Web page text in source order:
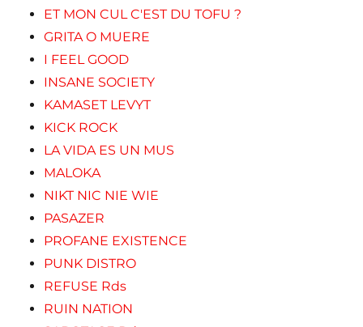
ET MON CUL C'EST DU TOFU ?
GRITA O MUERE
I FEEL GOOD
INSANE SOCIETY
KAMASET LEVYT
KICK ROCK
LA VIDA ES UN MUS
MALOKA
NIKT NIC NIE WIE
PASAZER
PROFANE EXISTENCE
PUNK DISTRO
REFUSE Rds
RUIN NATION